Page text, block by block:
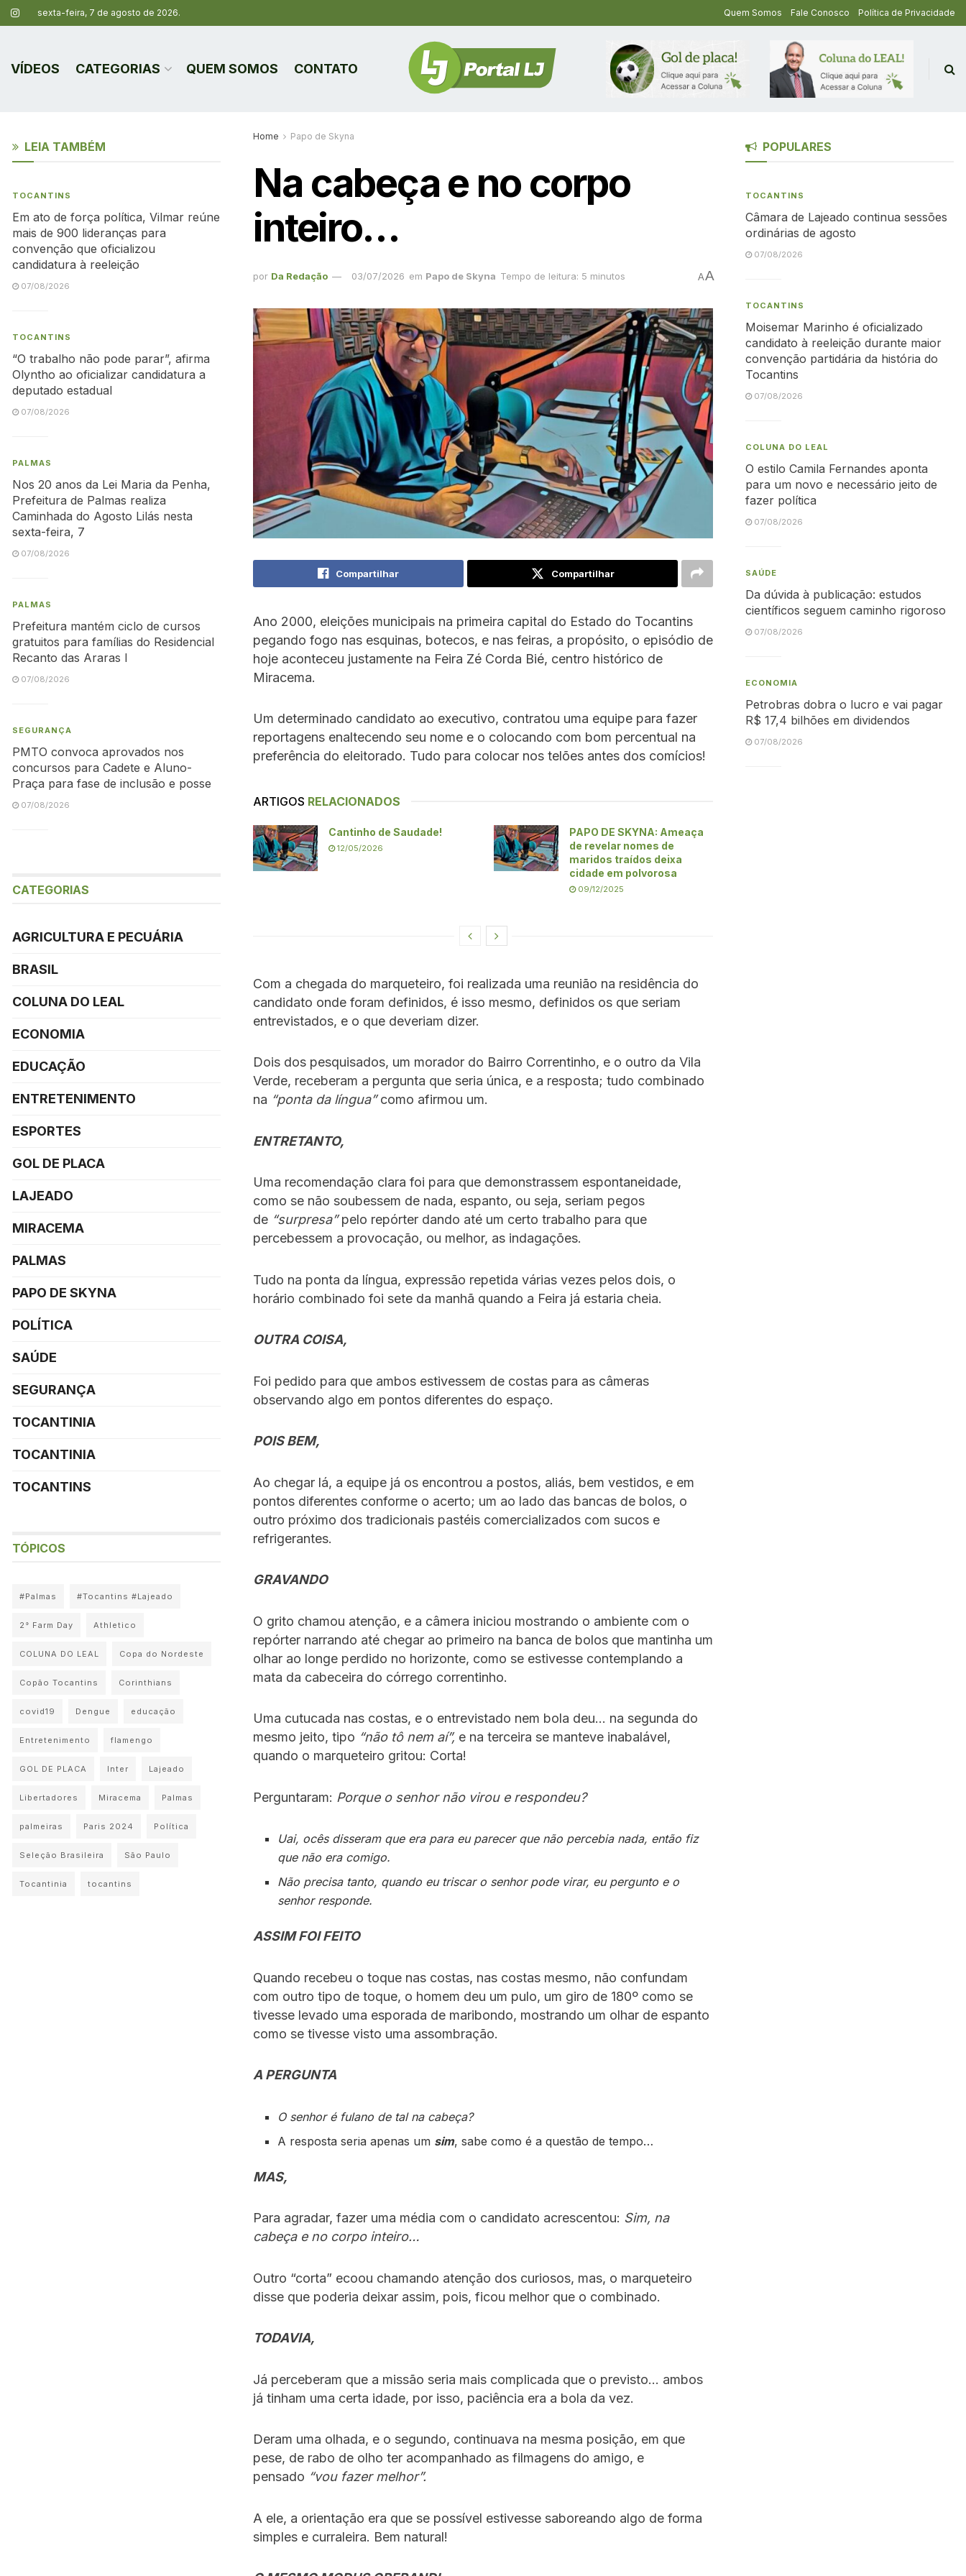
sexta-feira, 7 de agosto de 2026. Quem Somos Fale Conosco Política de Privacidade
VÍDEOS CATEGORIAS QUEM SOMOS CONTATO
Home Papo de Skyna
Na cabeça e no corpo
inteiro…
por Da Redação 03/07/2026 em Papo de Skyna Tempo de leitura: 5 minutos AA
Compartilhar Compartilhar
Ano 2000, eleições municipais na primeira capital do Estado do Tocantins
pegando fogo nas esquinas, botecos, e nas feiras, a propósito, o episódio de
hoje aconteceu justamente na Feira Zé Corda Bié, centro histórico de
Miracema.
Um determinado candidato ao executivo, contratou uma equipe para fazer
reportagens enaltecendo seu nome e o colocando com bom percentual na
preferência do eleitorado. Tudo para colocar nos telões antes dos comícios!
ARTIGOS RELACIONADOS
Cantinho de Saudade!
12/05/2026
PAPO DE SKYNA: Ameaça
de revelar nomes de
maridos traídos deixa
cidade em polvorosa
09/12/2025
Com a chegada do marqueteiro, foi realizada uma reunião na residência do
candidato onde foram definidos, é isso mesmo, definidos os que seriam
entrevistados, e o que deveriam dizer.
Dois dos pesquisados, um morador do Bairro Correntinho, e o outro da Vila
Verde, receberam a pergunta que seria única, e a resposta; tudo combinado
na “ponta da língua”como afirmou um.
ENTRETANTO,
Uma recomendação clara foi para que demonstrassem espontaneidade,
como se não soubessem de nada, espanto, ou seja, seriam pegos
de “surpresa”pelo repórter dando até um certo trabalho para que
percebessem a provocação, ou melhor, as indagações.
Tudo na ponta da língua, expressão repetida várias vezes pelos dois, o
horário combinado foi sete da manhã quando a Feira já estaria cheia.
OUTRA COISA,
Foi pedido para que ambos estivessem de costas para as câmeras
observando algo em pontos diferentes do espaço.
POIS BEM,
Ao chegar lá, a equipe já os encontrou a postos, aliás, bem vestidos, e em
pontos diferentes conforme o acerto; um ao lado das bancas de bolos, o
outro próximo dos tradicionais pastéis comercializados com sucos e
refrigerantes.
GRAVANDO
O grito chamou atenção, e a câmera iniciou mostrando o ambiente com o
repórter narrando até chegar ao primeiro na banca de bolos que mantinha um
olhar ao longe perdido no horizonte, como se estivesse contemplando a
mata da cabeceira do córrego correntinho.
Uma cutucada nas costas, e o entrevistado nem bola deu… na segunda do
mesmo jeito, tipo “não tô nem aí”, e na terceira se manteve inabalável,
quando o marqueteiro gritou: Corta!
Perguntaram: Porque o senhor não virou e respondeu?
Uai, ocês disseram que era para eu parecer que não percebia nada, então fiz
que não era comigo.
Não precisa tanto, quando eu triscar o senhor pode virar, eu pergunto e o
senhor responde.
ASSIM FOI FEITO
Quando recebeu o toque nas costas, nas costas mesmo, não confundam
com outro tipo de toque, o homem deu um pulo, um giro de 180º como se
tivesse levado uma esporada de maribondo, mostrando um olhar de espanto
como se tivesse visto uma assombração.
A PERGUNTA
O senhor é fulano de tal na cabeça?
A resposta seria apenas um sim, sabe como é a questão de tempo…
MAS,
Para agradar, fazer uma média com o candidato acrescentou: Sim, na
cabeça e no corpo inteiro…
Outro “corta” ecoou chamando atenção dos curiosos, mas, o marqueteiro
disse que poderia deixar assim, pois, ficou melhor que o combinado.
TODAVIA,
Já perceberam que a missão seria mais complicada que o previsto… ambos
já tinham uma certa idade, por isso, paciência era a bola da vez.
Deram uma olhada, e o segundo, continuava na mesma posição, em que
pese, de rabo de olho ter acompanhado as filmagens do amigo, e
pensado “vou fazer melhor”.
A ele, a orientação era que se possível estivesse saboreando algo de forma
simples e curraleira. Bem natural!
LEIA TAMBÉM
TOCANTINS
Em ato de força política, Vilmar reúne
mais de 900 lideranças para
convenção que oficializou
candidatura à reeleição
07/08/2026
TOCANTINS
“O trabalho não pode parar”, afirma
Olyntho ao oficializar candidatura a
deputado estadual
07/08/2026
PALMAS
Nos 20 anos da Lei Maria da Penha,
Prefeitura de Palmas realiza
Caminhada do Agosto Lilás nesta
sexta-feira, 7
07/08/2026
PALMAS
Prefeitura mantém ciclo de cursos
gratuitos para famílias do Residencial
Recanto das Araras I
07/08/2026
SEGURANÇA
PMTO convoca aprovados nos
concursos para Cadete e Aluno-
Praça para fase de inclusão e posse
07/08/2026
CATEGORIAS
AGRICULTURA E PECUÁRIA
BRASIL
COLUNA DO LEAL
ECONOMIA
EDUCAÇÃO
ENTRETENIMENTO
ESPORTES
GOL DE PLACA
LAJEADO
MIRACEMA
PALMAS
PAPO DE SKYNA
POLÍTICA
SAÚDE
SEGURANÇA
TOCANTINIA
TOCANTINIA
TOCANTINS
TÓPICOS
#Palmas #Tocantins #Lajeado
2° Farm Day Athletico
COLUNA DO LEAL Copa do Nordeste
Copão Tocantins Corinthians
covid19 Dengue educação
Entretenimento flamengo
GOL DE PLACA Inter Lajeado
Libertadores Miracema Palmas
palmeiras Paris 2024 Política
Seleção Brasileira São Paulo
Tocantinia tocantins
POPULARES
TOCANTINS
Câmara de Lajeado continua sessões
ordinárias de agosto
07/08/2026
TOCANTINS
Moisemar Marinho é oficializado
candidato à reeleição durante maior
convenção partidária da história do
Tocantins
07/08/2026
COLUNA DO LEAL
O estilo Camila Fernandes aponta
para um novo e necessário jeito de
fazer política
07/08/2026
SAÚDE
Da dúvida à publicação: estudos
científicos seguem caminho rigoroso
07/08/2026
ECONOMIA
Petrobras dobra o lucro e vai pagar
R$ 17,4 bilhões em dividendos
07/08/2026